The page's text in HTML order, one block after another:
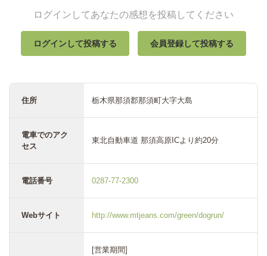
ログインしてあなたの感想を投稿してください
ログインして投稿する 会員登録して投稿する
住所 栃木県那須郡那須町大字大島
電車でのアク
セス
東北自動車道 那須高原ICより約20分
電話番号 0287-77-2300
Webサイト http://www.mtjeans.com/green/dogrun/
[営業期間]